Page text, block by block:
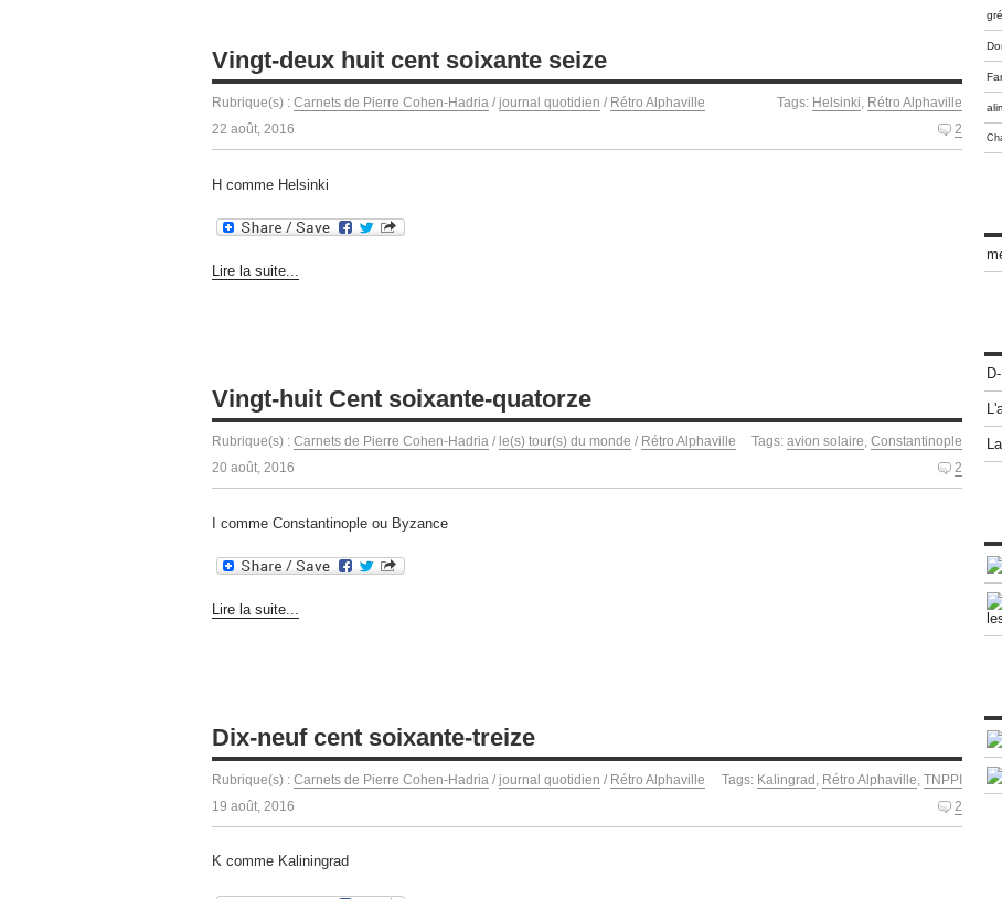
Vingt-deux huit cent soixante seize
Rubrique(s) : Carnets de Pierre Cohen-Hadria / journal quotidien / Rétro Alphaville Tags: Helsinki, Rétro Alphaville
22 août, 2016
2
H comme Helsinki
Lire la suite...
Vingt-huit Cent soixante-quatorze
Rubrique(s) : Carnets de Pierre Cohen-Hadria / le(s) tour(s) du monde / Rétro Alphaville Tags: avion solaire, Constantinople
20 août, 2016
2
I comme Constantinople ou Byzance
Lire la suite...
Dix-neuf cent soixante-treize
Rubrique(s) : Carnets de Pierre Cohen-Hadria / journal quotidien / Rétro Alphaville Tags: Kalingrad , Rétro Alphaville, TNPPI
19 août, 2016
2
K comme Kaliningrad